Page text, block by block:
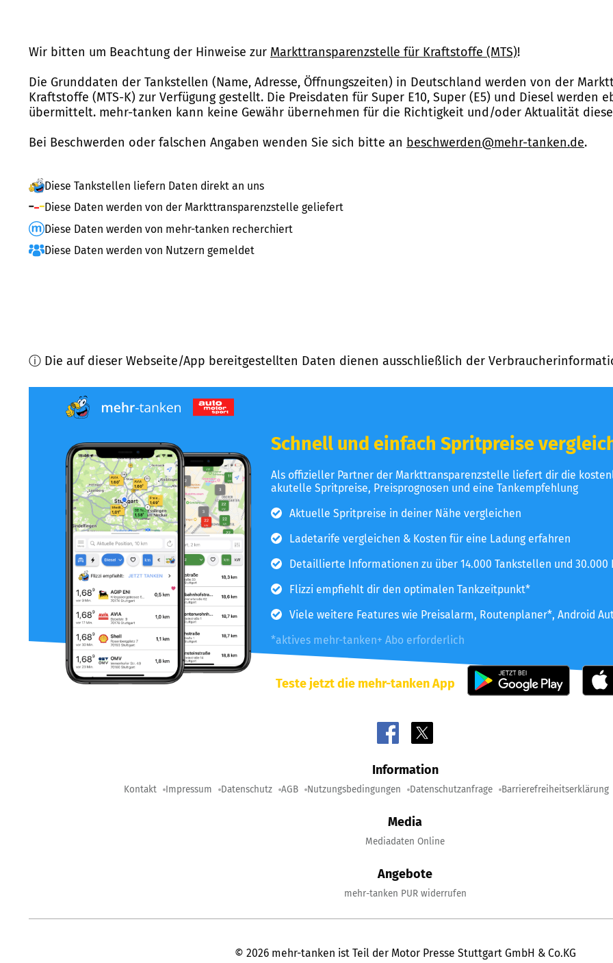
Wir bitten um Beachtung der Hinweise zur Markttransparenzstelle für Kraftstoffe (MTS)!
Die Grunddaten der Tankstellen (Name, Adresse, Öffnungszeiten) in Deutschland werden von der
Kraftstoffe (MTS-K) zur Verfügung gestellt. Die Preisdaten für Super E10, Super (E5) und Diesel werden
übermittelt. mehr-tanken kann keine Gewähr übernehmen für die Richtigkeit und/oder Aktualität
Bei Beschwerden oder falschen Angaben wenden Sie sich bitte an beschwerden@mehr-tanken.de.
Diese Tankstellen liefern Daten direkt an uns
Diese Daten werden von der Markttransparenzstelle geliefert
Diese Daten werden von mehr-tanken recherchiert
Diese Daten werden von Nutzern gemeldet
ⓘ Die auf dieser Webseite/App bereitgestellten Daten dienen ausschließlich der
Schnell und einfach Spritpreise
Als offizieller Partner der Markttransparenzstelle liefert dir die
akutelle Spritpreise, Preisprognosen und eine Tankempfehlung
Aktuelle Spritpreise in deiner Nähe vergleichen
Ladetarife vergleichen & Kosten für eine Ladung erfahren
Detaillierte Informationen zu über 14.000 Tankstellen und 30.000
Flizzi empfiehlt dir den optimalen Tankzeitpunkt*
Viele weitere Features wie Preisalarm, Routenplaner*, Android
*aktives mehr-tanken+ Abo erforderlich
Teste jetzt die mehr-tanken App
Information
Kontakt Impressum Datenschutz AGB Nutzungsbedingungen Datenschutzanfrage Barrierefreiheitserklärung
Media
Mediadaten Online
Angebote
mehr-tanken PUR widerrufen
© 2026 mehr-tanken ist Teil der Motor Presse Stuttgart GmbH & Co.KG